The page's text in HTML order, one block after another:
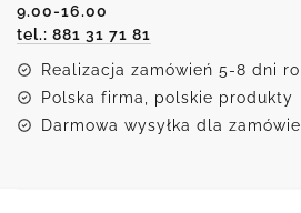
Króliczki
9.00-16.00
tel.: 881 31 71 81
Realizacja zamówień 5-8 dni
Polska firma, polskie produkty
Darmowa wysyłka dla